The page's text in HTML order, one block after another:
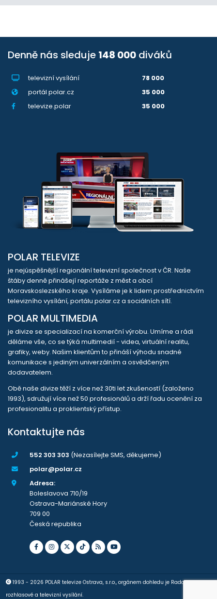
Denně nás sleduje 148 000 diváků
televizní vysílání
78 000
portál polar.cz
35 000
televize.polar
35 000
POLAR TELEVIZE
je nejúspěšnější regionální televizní společnost v ČR. Naše
štáby denně přinášejí reportáže z měst a obcí
Moravskoslezského kraje. Vysíláme je k lidem prostřednictvím
televizního vysílání, portálu polar.cz a sociálních sítí.
POLAR MULTIMEDIA
je divize se specializací na komerční výrobu. Umíme a rádi
děláme vše, co se týká multimedií - videa, virtuální realitu,
grafiky, weby. Našim klientům to přináší výhodu snadné
komunikace s jediným univerzálním a osvědčeným
dodavatelem.
Obě naše divize těží z více než 30ti let zkušeností (založeno
1993), sdružují více než 50 profesionálů a drží řadu ocenění za
profesionalitu a proklientský přístup.
Kontaktujte nás
552 303 303 (Nezasílejte SMS, děkujeme)
polar@polar.cz
Adresa:
Boleslavova 710/19
Ostrava-Mariánské Hory
709 00
Česká republika
1993 - 2026 POLAR televize Ostrava, s.r.o., orgánem dohledu je Rada pro
rozhlasové a televizní vysílání.